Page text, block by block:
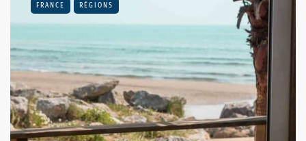
FRANCE RÉGIONS